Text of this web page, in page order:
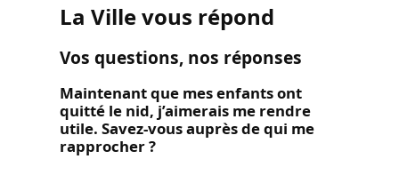
La Ville vous répond
Vos questions, nos réponses
Maintenant que mes enfants ont
quitté le nid, j’aimerais me rendre
utile. Savez-vous auprès de qui me
rapprocher ?